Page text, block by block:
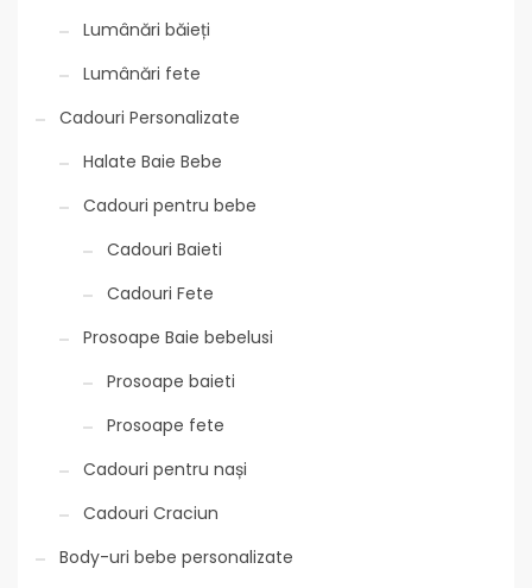
Lumânări băieți
Lumânări fete
Cadouri Personalizate
Halate Baie Bebe
Cadouri pentru bebe
Cadouri Baieti
Cadouri Fete
Prosoape Baie bebelusi
Prosoape baieti
Prosoape fete
Cadouri pentru nași
Cadouri Craciun
Body-uri bebe personalizate